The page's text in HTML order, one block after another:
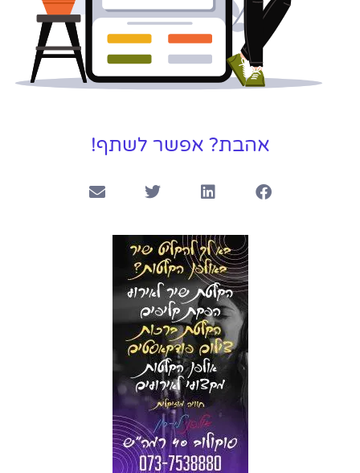
אהבת? אפשר לשתף!